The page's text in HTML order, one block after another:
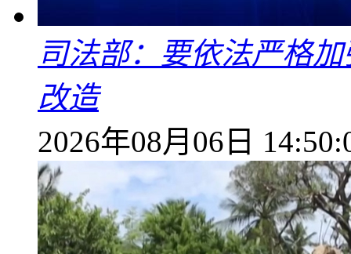
司法部：要依法严格
改造
2026年08月06日